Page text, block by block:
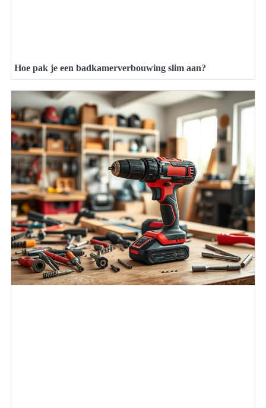
Hoe pak je een badkamerverbouwing slim aan?